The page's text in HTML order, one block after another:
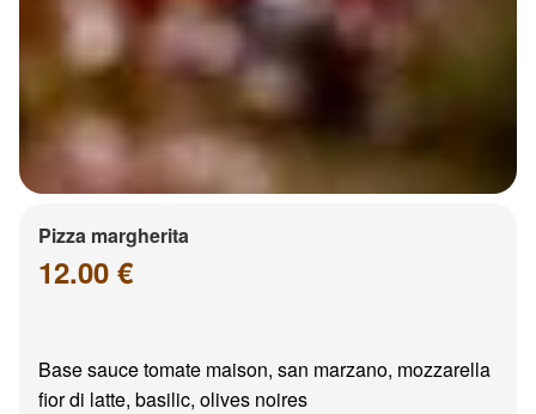
Pizza margherita
12.00 €
Base sauce tomate maison, san marzano, mozzarella
fior di latte, basilic, olives noires